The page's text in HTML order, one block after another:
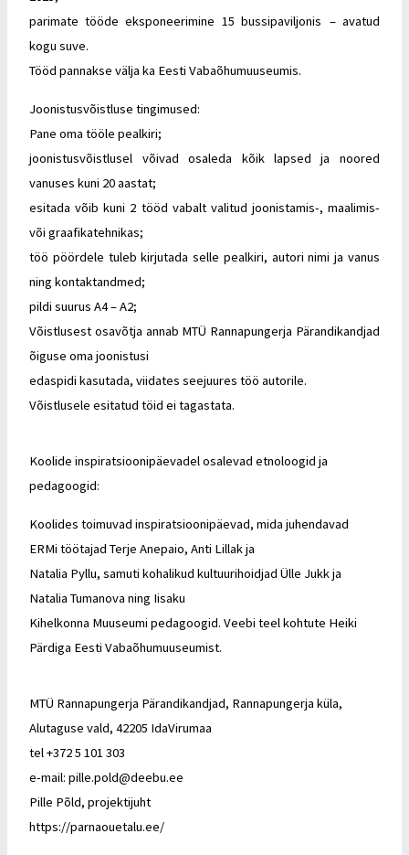
parimate tööde eksponeerimine 15 bussipaviljonis – avatud
kogu suve.
Tööd pannakse välja ka Eesti Vabaõhumuuseumis.
Joonistusvõistluse tingimused:
Pane oma tööle pealkiri;
joonistusvõistlusel võivad osaleda kõik lapsed ja noored
vanuses kuni 20 aastat;
esitada võib kuni 2 tööd vabalt valitud joonistamis-, maalimis-
või graafikatehnikas;
töö pöördele tuleb kirjutada selle pealkiri, autori nimi ja vanus
ning kontaktandmed;
pildi suurus A4 – A2;
Võistlusest osavõtja annab MTÜ Rannapungerja Pärandikandjad
õiguse oma joonistusi
edaspidi kasutada, viidates seejuures töö autorile.
Võistlusele esitatud töid ei tagastata.
Koolide inspiratsioonipäevadel osalevad etnoloogid ja
pedagoogid:
Koolides toimuvad inspiratsioonipäevad, mida juhendavad
ERMi töötajad Terje Anepaio, Anti Lillak ja
Natalia Pyllu, samuti kohalikud kultuurihoidjad Ülle Jukk ja
Natalia Tumanova ning Iisaku
Kihelkonna Muuseumi pedagoogid. Veebi teel kohtute Heiki
Pärdiga Eesti Vabaõhumuuseumist.
MTÜ Rannapungerja Pärandikandjad, Rannapungerja küla,
Alutaguse vald, 42205 IdaVirumaa
tel +372 5 101 303
e-mail: pille.pold@deebu.ee
Pille Põld, projektijuht
https://parnaouetalu.ee/